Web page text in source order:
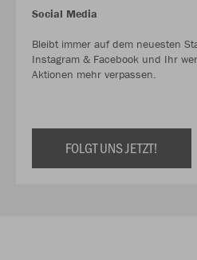
Social Media
Bleibt immer auf dem neuesten
Instagram & Facebook und Ihr
Aktionen mehr verpassen.
FOLGT UNS JETZT!